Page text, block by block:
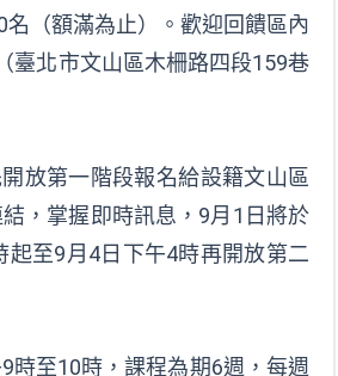
（額滿為止）。歡迎回饋區內
臺北市文山區木柵路四段159巷
放第一階段報名給設籍文山區
，掌握即時訊息，9月1日將於
至9月4日下午4時再開放第二
時至10時，課程為期6週，每週